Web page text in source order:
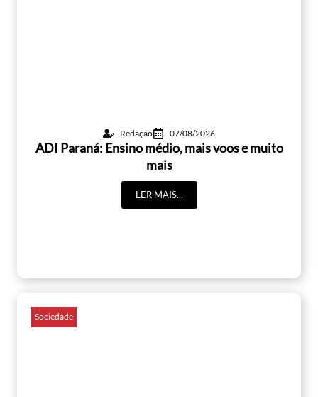
Redação 07/08/2026
ADI Paraná: Ensino médio, mais voos e muito
mais
LER MAIS...
Sociedade